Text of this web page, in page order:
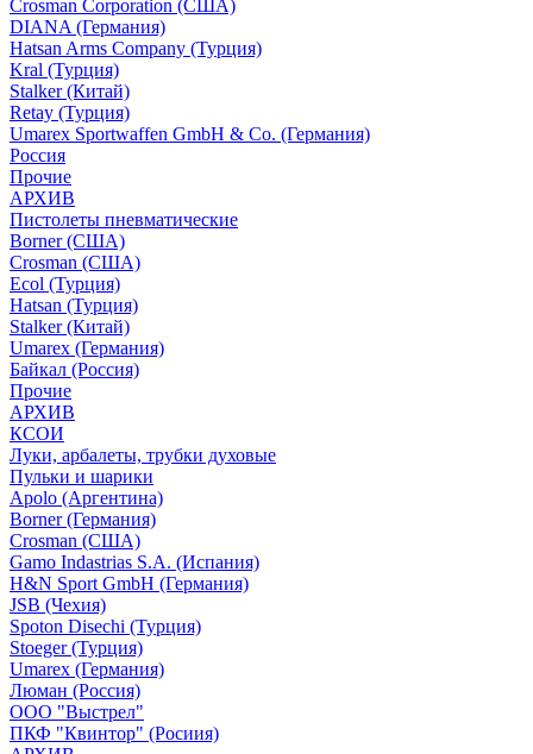
Crosman Corporation (США)
DIANA (Германия)
Hatsan Arms Company (Турция)
Kral (Турция)
Stalker (Китай)
Retay (Турция)
Umarex Sportwaffen GmbH & Co. (Германия)
Россия
Прочие
АРХИВ
Пистолеты пневматические
Borner (США)
Crosman (США)
Ecol (Турция)
Hatsan (Турция)
Stalker (Китай)
Umarex (Германия)
Байкал (Россия)
Прочие
АРХИВ
КСОИ
Луки, арбалеты, трубки духовые
Пульки и шарики
Apolo (Аргентина)
Borner (Германия)
Crosman (США)
Gamo Indastrias S.A. (Испания)
H&N Sport GmbH (Германия)
JSB (Чехия)
Spoton Disechi (Турция)
Stoeger (Турция)
Umarex (Германия)
Люман (Россия)
ООО "Выстрел"
ПКФ "Квинтор" (Росиия)